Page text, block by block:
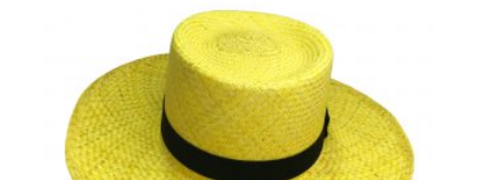
se
pueden
elegir
en
la
página
de
producto